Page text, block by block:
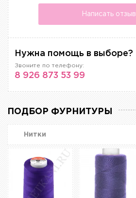
Написать отзыв
Нужна помощь в выборе?
Звоните по телефону:
8 926 873 53 99
ПОДБОР ФУРНИТУРЫ
Нитки